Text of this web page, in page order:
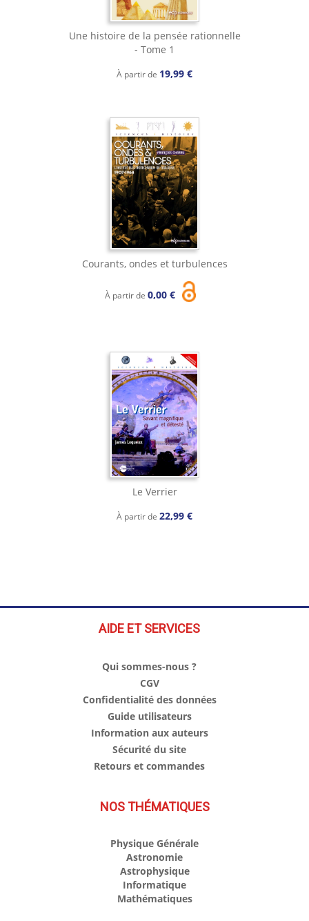
Une histoire de la pensée rationnelle
- Tome 1
À partir de 19,99 €
Courants, ondes et turbulences
À partir de 0,00 €
Le Verrier
À partir de 22,99 €
AIDE ET SERVICES
Qui sommes-nous ?
CGV
Confidentialité des données
Guide utilisateurs
Information aux auteurs
Sécurité du site
Retours et commandes
NOS THÉMATIQUES
Physique Générale
Astronomie
Astrophysique
Informatique
Mathématiques